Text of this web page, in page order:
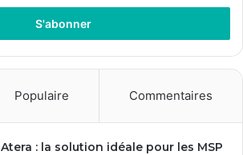
Populaire Commentaires
Atera : la solution idéale pour les MSP